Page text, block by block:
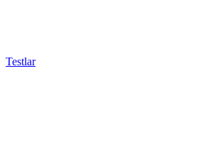
Testlar